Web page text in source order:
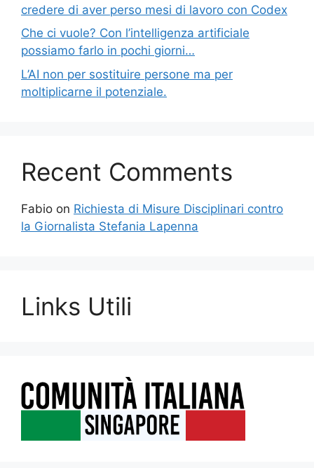
credere di aver perso mesi di lavoro con Codex
Che ci vuole? Con l’intelligenza artificiale
possiamo farlo in pochi giorni…
L’AI non per sostituire persone ma per
moltiplicarne il potenziale.
Recent Comments
Fabio on Richiesta di Misure Disciplinari contro
la Giornalista Stefania Lapenna
Links Utili